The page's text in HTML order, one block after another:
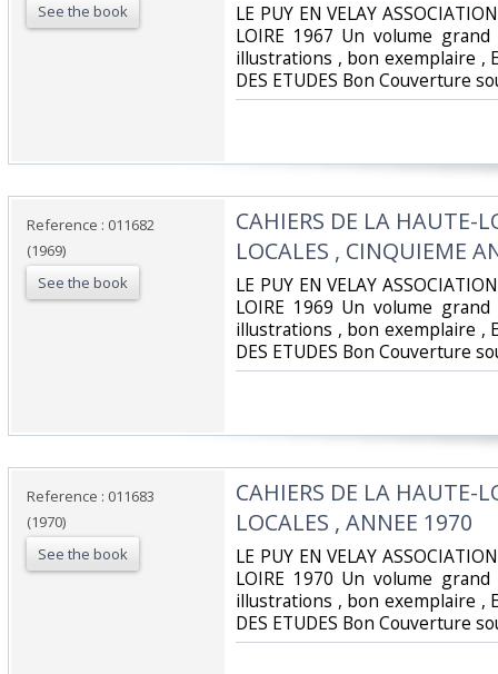
See the book
‎LE PUY EN VELAY
LOIRE 1967 Un volume
illustrations , bon exemplaire ,
DES ETUDES Bon Couverture
Reference : 011682
(1969)
See the book
‎CAHIERS DE LA HAUTE-
LOCALES , CINQUIEME
‎LE PUY EN VELAY
LOIRE 1969 Un volume
illustrations , bon exemplaire ,
DES ETUDES Bon Couverture
Reference : 011683
(1970)
See the book
‎CAHIERS DE LA HAUTE-
LOCALES , ANNEE 1970‎
‎LE PUY EN VELAY
LOIRE 1970 Un volume
illustrations , bon exemplaire ,
DES ETUDES Bon Couverture